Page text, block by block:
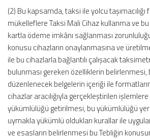
(2) Bu kapsamda, taksi ile yolcu
mükelleflere Taksi Mali Cihaz kullanma ve
kartla ödeme imkânı sağlanması
konusu cihazların onaylanmasına ve
ile bu cihazlarla bağlantılı çalışacak
bulunması gereken özelliklerin
düzenlenecek belgelerin içeriği ile
cihazlar aracılığıyla gerçekleştirilen
yükümlülüğü getirilmesi, bu yükümlülüğü
uymakla yükümlü oldukları kurallar ile
ve esasların belirlenmesi bu Tebliğin